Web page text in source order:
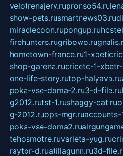
velotrenajery.rupronso54.ru
show-pets.rusmartnews03.ru
miraclecoon.rupongup.ru
firehunters.rugribowo.ru
hometown-france.ru1-
shop-garena.rucricetc-1-
one-life-story.rutop-halyava.ru
poka-vse-doma-2.ru3-d-file.ru
g2012.rutst-1.rushaggy-cat.ru
g-2012.ruops-mgr.ruaccounts-
poka-vse-doma2.ru
tehosmotre.ruvarieta-yug.ru
raytor-d.ruatillagunn.ru3d-